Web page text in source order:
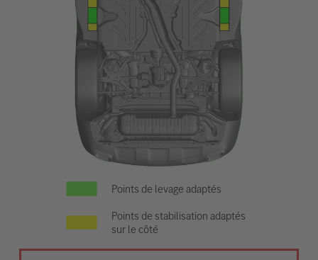
Points de levage adaptés
Points de stabilisation adaptés
sur le côté